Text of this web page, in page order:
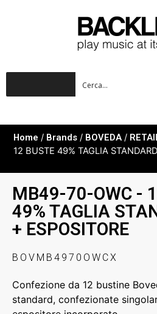
Home / Brands / BOVEDA /
12 BUSTE 49% TAGLIA
MB49-70-OWC -
49% TAGLIA
+ ESPOSITORE
BOVMB4970OWCX
Confezione da 12 bustine
standard, confezionate